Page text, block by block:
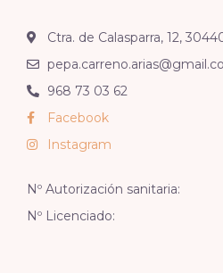
Ctra. de Calasparra, 12,
968 73 03 62
Facebook
Instagram
Nº Autorización sanitaria:
Nº Licenciado: